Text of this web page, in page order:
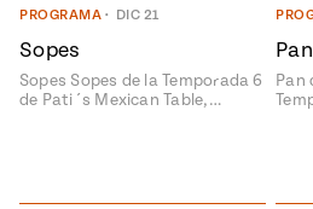
PROGRAMA • DIC 21
Sopes
Sopes Sopes de la Temporada 6
de Pati´s Mexican Table,…
Pan